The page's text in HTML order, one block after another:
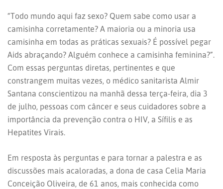
“Todo mundo aqui faz sexo? Quem sabe como usar a
camisinha corretamente? A maioria ou a minoria usa
camisinha em todas as práticas sexuais? É possível pegar
Aids abraçando? Alguém conhece a camisinha feminina?”.
Com essas perguntas diretas, pertinentes e que
constrangem muitas vezes, o médico sanitarista Almir
Santana conscientizou na manhã dessa terça-feira, dia 3
de julho, pessoas com câncer e seus cuidadores sobre a
importância da prevenção contra o HIV, a Sífilis e as
Hepatites Virais.
Em resposta às perguntas e para tornar a palestra e as
discussões mais acaloradas, a dona de casa Celia Maria
Conceição Oliveira, de 61 anos, mais conhecida como